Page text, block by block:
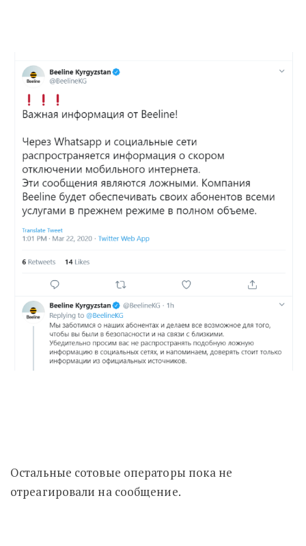
Остальные сотовые операторы пока не
отреагировали на сообщение.